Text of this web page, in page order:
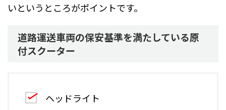
いというところがポイントです。
道路運送車両の保安基準を満たしている原
付スクーター
ヘッドライト